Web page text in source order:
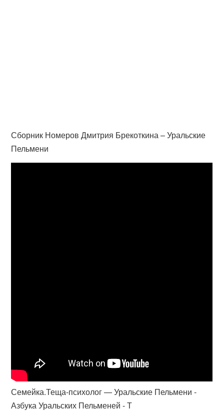
Сборник Номеров Дмитрия Брекоткина – Уральские
Пельмени
Семейка.Теща-психолог — Уральские Пельмени -
Азбука Уральских Пельменей - Т